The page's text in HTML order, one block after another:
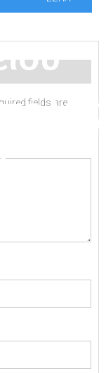
fields are